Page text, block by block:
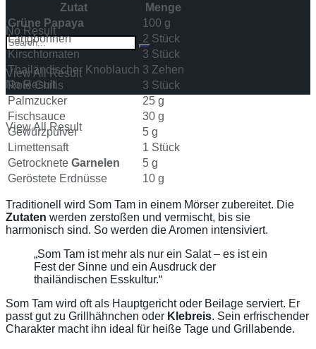
No Result
View All Result
No Result
View All Result
Zutat
Menge
Grüne Papaya
100 g
Langbohnen
2 Stück
Kirschtomaten
3 Stück
Thailändischer Knoblauch 3 Zehen
Rote Chilis
3 Stück
Palmzucker
25 g
Fischsauce
30 g
Gewürzpulver
5 g
Limettensaft
1 Stück
Getrocknete Garnelen
5 g
Geröstete Erdnüsse
10 g
Traditionell wird Som Tam in einem Mörser zubereitet. Die
Zutaten werden zerstoßen und vermischt, bis sie
harmonisch sind. So werden die Aromen intensiviert.
„Som Tam ist mehr als nur ein Salat – es ist ein
Fest der Sinne und ein Ausdruck der
thailändischen Esskultur.“
Som Tam wird oft als Hauptgericht oder Beilage serviert. Er
passt gut zu Grillhähnchen oder Klebreis. Sein erfrischender
Charakter macht ihn ideal für heiße Tage und Grillabende.